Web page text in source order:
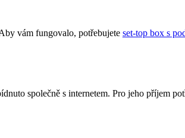
vám fungovalo, potřebujete set-top box s
společně s internetem. Pro jeho příjem